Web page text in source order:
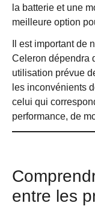
la batterie et une
meilleure option
Il est important de
Celeron dépendra
utilisation prévue
les inconvénients
celui qui
performance, de
entre les